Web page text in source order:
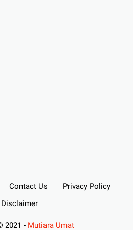
Contact Us
Privacy Policy
Disclaimer
2021 - Mutiara Umat